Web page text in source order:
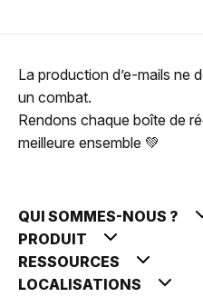
La production d’e-mails ne
un combat.
Rendons chaque boîte de
meilleure ensemble 💚
QUI SOMMES-NOUS ?
PRODUIT
RESSOURCES
LOCALISATIONS